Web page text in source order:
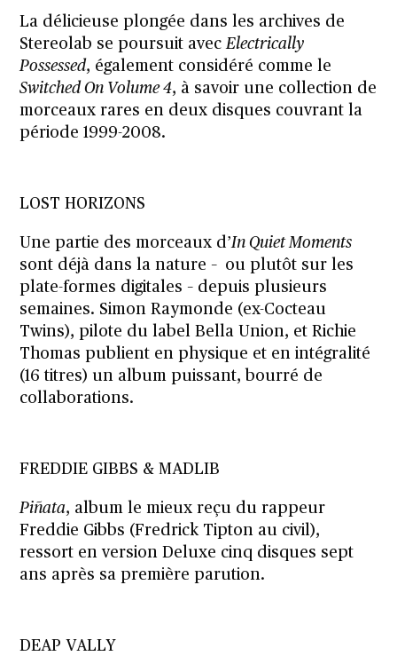
La délicieuse plongée dans les archives de
Stereolab se poursuit avec Electrically
Possessed, également considéré comme le
Switched On Volume 4, à savoir une collection de
morceaux rares en deux disques couvrant la
période 1999-2008.
LOST HORIZONS
Une partie des morceaux d’In Quiet Moments
sont déjà dans la nature – ou plutôt sur les
plate-formes digitales – depuis plusieurs
semaines. Simon Raymonde (ex-Cocteau
Twins), pilote du label Bella Union, et Richie
Thomas publient en physique et en intégralité
(16 titres) un album puissant, bourré de
collaborations.
FREDDIE GIBBS & MADLIB
Piñata, album le mieux reçu du rappeur
Freddie Gibbs (Fredrick Tipton au civil),
ressort en version Deluxe cinq disques sept
ans après sa première parution.
DEAP VALLY